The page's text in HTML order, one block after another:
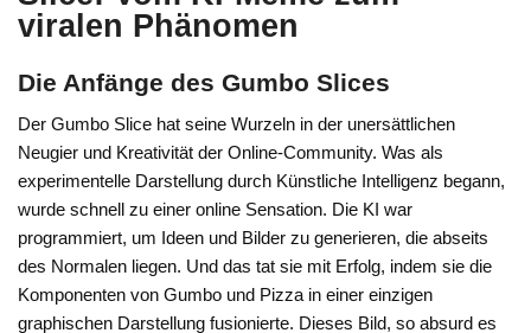
viralen Phänomen
Die Anfänge des Gumbo Slices
Der Gumbo Slice hat seine Wurzeln in der unersättlichen
Neugier und Kreativität der Online-Community. Was als
experimentelle Darstellung durch Künstliche Intelligenz begann,
wurde schnell zu einer online Sensation. Die KI war
programmiert, um Ideen und Bilder zu generieren, die abseits
des Normalen liegen. Und das tat sie mit Erfolg, indem sie die
Komponenten von Gumbo und Pizza in einer einzigen
graphischen Darstellung fusionierte. Dieses Bild, so absurd es